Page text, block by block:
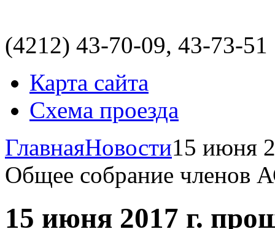
(4212) 43-70-09, 43-73-51
Карта сайта
Схема проезда
ГлавнаяНовости15 июня
Общее собрание
15 июня 2017 г.